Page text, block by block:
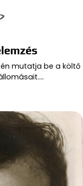
mutatja be a költő